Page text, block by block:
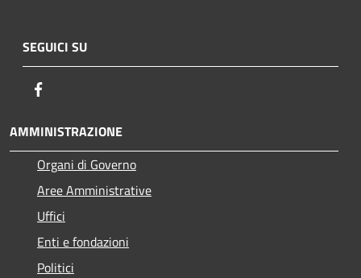
SEGUICI SU
AMMINISTRAZIONE
Organi di Governo
Aree Amministrative
Uffici
Enti e fondazioni
Politici